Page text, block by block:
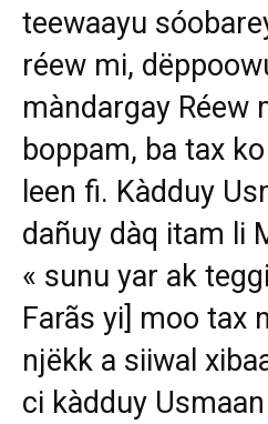
teewaayu
réew mi,
màndargay Réew
boppam, ba tax
leen fi. Kàdduy
dañuy dàq itam li
« sunu yar ak
Farãs yi] moo tax
njëkk a siiwal
ci kàdduy